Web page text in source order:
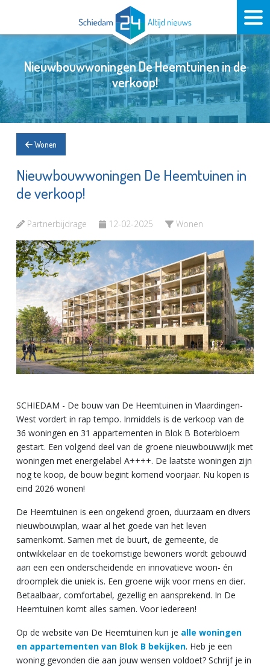
Nieuwbouwwoningen De Heemtuinen in de
verkoop!
Wonen
Nieuwbouwwoningen De Heemtuinen in
de verkoop!
Partnerbijdrage 12-02-2025 Wonen
SCHIEDAM - De bouw van De Heemtuinen in Vlaardingen-
West vordert in rap tempo. Inmiddels is de verkoop van de
36 woningen en 31 appartementen in Blok B Boterbloem
gestart. Een volgend deel van de groene nieuwbouwwijk met
woningen met energielabel A++++. De laatste woningen zijn
nog te koop, de bouw begint komend voorjaar. Nu kopen is
eind 2026 wonen!
De Heemtuinen is een ongekend groen, duurzaam en divers
nieuwbouwplan, waar al het goede van het leven
samenkomt. Samen met de buurt, de gemeente, de
ontwikkelaar en de toekomstige bewoners wordt gebouwd
aan een een onderscheidende en innovatieve woon- én
droomplek die uniek is. Een groene wijk voor mens en dier.
Betaalbaar, comfortabel, gezellig en aansprekend. In De
Heemtuinen komt alles samen. Voor iedereen!
Op de website van De Heemtuinen kun je alle woningen
en appartementen van Blok B bekijken. Heb je een
woning gevonden die aan jouw wensen voldoet? Schrijf je in